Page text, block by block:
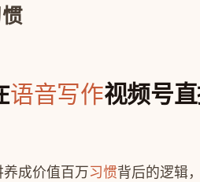
语音写作视频号
养成价值百万习惯背后的逻辑